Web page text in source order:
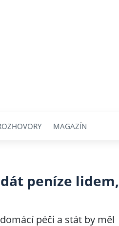
MAGAZÍN
peníze lidem,
péči a stát by měl